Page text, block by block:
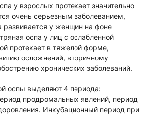
у взрослых протекает значительно
очень серьезным заболеванием,
развивается у женщин на фоне
оспа у лиц с ослабленной
протекает в тяжелой форме,
осложнений, вторичному
хронических заболеваний.
оспы выделяют 4 периода:
продромальных явлений, период
Инкубационный период при